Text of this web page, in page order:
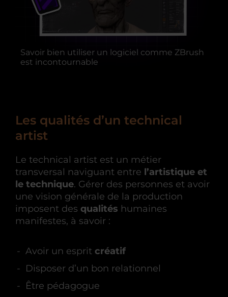
Savoir bien utiliser un logiciel comme ZBrush
est incontournable
Les qualités d’un technical
artist
Le technical artist est un métier
transversal naviguant entre l’artistique et
le technique. Gérer des personnes et avoir
une vision générale de la production
imposent des qualités humaines
manifestes, à savoir :
Avoir un esprit créatif
Disposer d’un bon relationnel
Être pédagogue